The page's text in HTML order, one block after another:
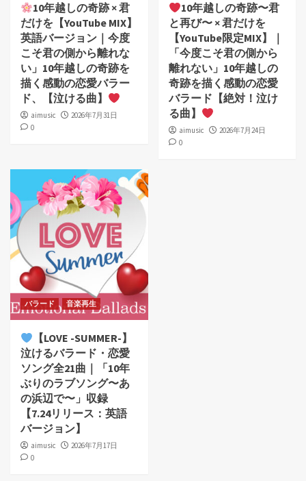
10年越しの奇跡 × 君
だけを【YouTube MIX】
英語バージョン｜今度
こそ君の側から離れな
い」10年越しの奇跡を
描く感動の恋愛バラー
ド、【泣ける曲】
aimusic
2026年7月31日
0
10年越しの奇跡〜君
と再び〜 × 君だけを
【YouTube限定MIX】｜
「今度こそ君の側から
離れない」10年越しの
奇跡を描く感動の恋愛
バラード【絶対！泣け
る曲】
aimusic
2026年7月24日
0
バラード 音楽再生
【LOVE -SUMMER-】
泣けるバラード・恋愛
ソング全21曲｜「10年
ぶりのラブソング〜あ
の浜辺で〜」収録
【7.24リリース：英語
バージョン】
aimusic
2026年7月17日
0